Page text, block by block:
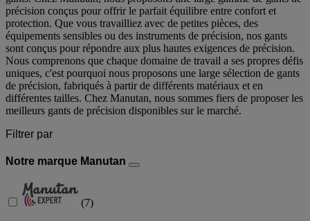
précision conçus pour offrir le parfait équilibre entre confort et
protection. Que vous travailliez avec de petites pièces, des
équipements sensibles ou des instruments de précision, nos gants
sont conçus pour répondre aux plus hautes exigences de précision.
Nous comprenons que chaque domaine de travail a ses propres défis
uniques, c'est pourquoi nous proposons une large sélection de gants
de précision, fabriqués à partir de différents matériaux et en
différentes tailles. Chez Manutan, nous sommes fiers de proposer les
meilleurs gants de précision disponibles sur le marché.
Filtrer par
Notre marque Manutan
(7)